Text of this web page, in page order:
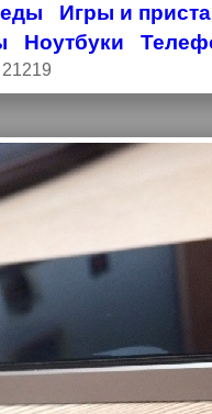
Игры и
Ноутбуки
21219